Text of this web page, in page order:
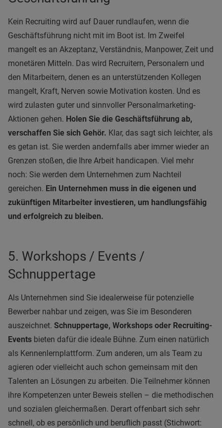
Kein Recruiting wird auf Dauer rundlaufen, wenn die
Geschäftsführung nicht mit im Boot ist. Im Zweifel
mangelt es an Akzeptanz, Verständnis, Manpower, Zeit und
monetären Mitteln. Das wird Recruitern, Personalern und
den Mitarbeitern, denen es an unterstützenden Kollegen
mangelt, Kraft, Nerven sowie Motivation kosten. Und es
wird zulasten guter und sinnvoller Personalmarketing-
Aktionen gehen. Holen Sie die Geschäftsführung ab,
verschaffen Sie sich Gehör. Klar, das sagt sich leichter, als
es getan ist. Sie werden andernfalls aber immer wieder an
Grenzen stoßen, die Ihre Arbeit handicapen. Viel mehr
noch: Sie werden dem Unternehmen zum Nachteil
gereichen. Ein Unternehmen muss in die eigenen und
zukünftigen Mitarbeiter investieren, um handlungsfähig
und erfolgreich zu bleiben.
5. Workshops / Events /
Schnuppertage
Als Unternehmen sind Sie idealerweise für potenzielle
Bewerber nahbar und zeigen, was Sie im Besonderen
auszeichnet. Schnuppertage, Workshops oder Recruiting-
Events bieten dafür die ideale Bühne. Zum einen natürlich
als Kennenlernplattform. Zum anderen, um als Team zu
agieren oder vielleicht auch schon gemeinsam mit den
Talenten an Lösungen zu arbeiten. Die Teilnehmer können
ihre Kompetenzen unter Beweis stellen – die methodischen
und sozialen gleichermaßen. Derart offenbart sich sehr
schnell, ob es persönlich und beruflich passt (Stichwort: